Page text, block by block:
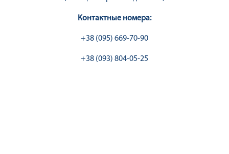
Контактные номера:
+38 (095) 669-70-90
+38 (093) 804-05-25